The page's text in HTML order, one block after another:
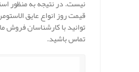
نیست. در نتیجه به منظور
قیمت روز انواع عایق
توانید با کارشناسان فروش
تماس باشید.